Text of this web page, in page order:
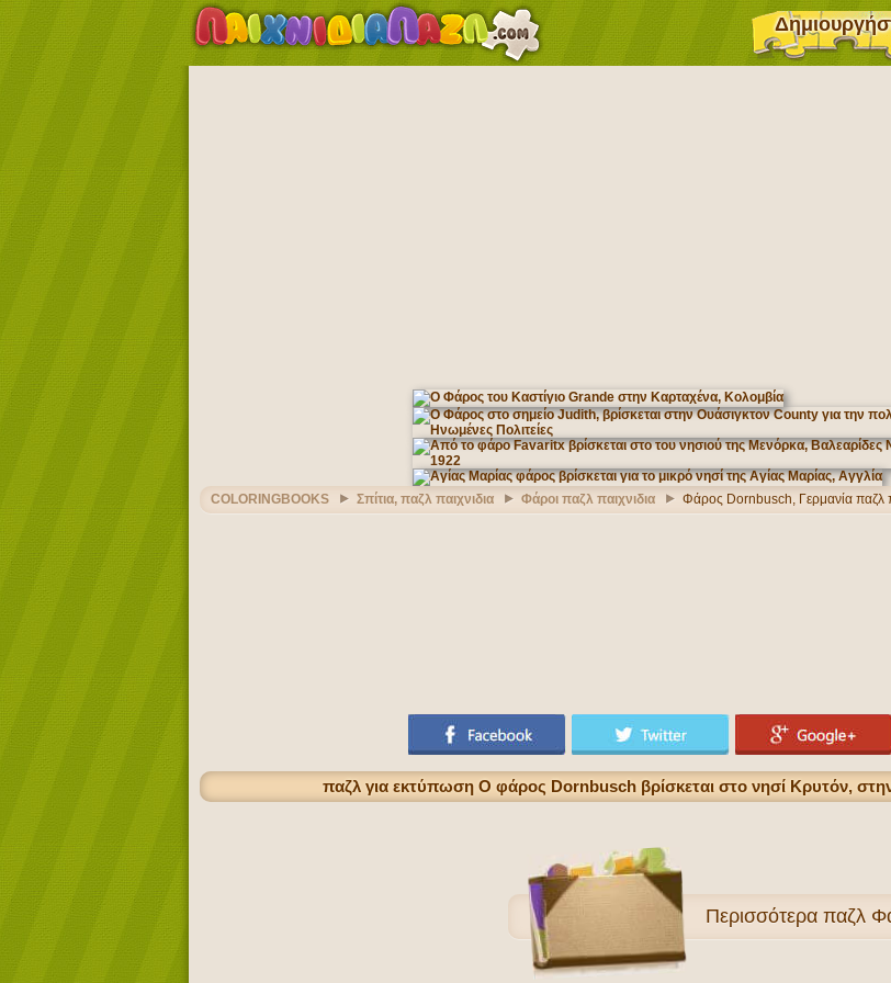
COLORINGBOOKS Σπίτια, παζλ παιχνιδια Φάροι παζλ παιχνιδια Φάρος Dornbusch, Γερμανία παζλ
παζλ για εκτύπωση Ο φάρος Dornbusch βρίσκεται στο νησί Κρυτόν,
Περισσότερα παζλ